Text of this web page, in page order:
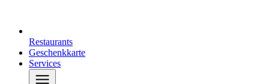
Restaurants
Geschenkkarte
Services